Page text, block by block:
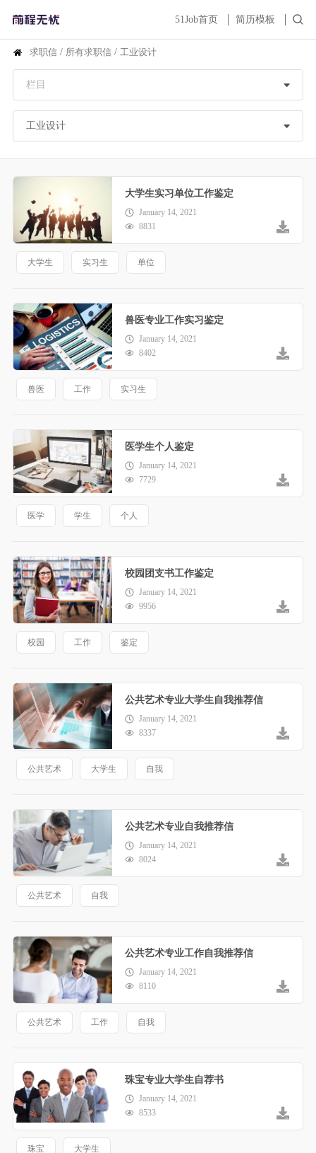
51Job首页 简历模板
求职信 / 所有求职信 / 工业设计
大学生实习单位工作鉴定
January 14, 2021
8831
大学生 实习生 单位
兽医专业工作实习鉴定
January 14, 2021
8402
兽医 工作 实习生
医学生个人鉴定
January 14, 2021
7729
医学 学生 个人
校园团支书工作鉴定
January 14, 2021
9956
校园 工作 鉴定
公共艺术专业大学生自我推荐信
January 14, 2021
8337
公共艺术 大学生 自我
公共艺术专业自我推荐信
January 14, 2021
8024
公共艺术 自我
公共艺术专业工作自我推荐信
January 14, 2021
8110
公共艺术 工作 自我
珠宝专业大学生自荐书
January 14, 2021
8533
珠宝 大学生